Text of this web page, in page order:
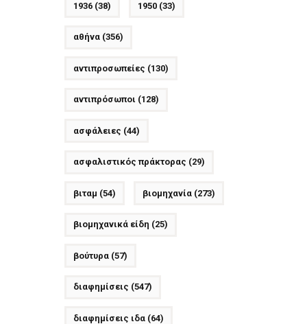
1936(38) 1950(33)
αθήνα(356)
αντιπροσωπείες (130)
αντιπρόσωποι (128)
ασφάλειες (44)
ασφαλιστικός πράκτορας (29)
βιταμ (54) βιομηχανία(273)
βιομηχανικά είδη (25)
βούτυρα(57)
διαφημίσεις (547)
διαφημίσεις ιδα(64)